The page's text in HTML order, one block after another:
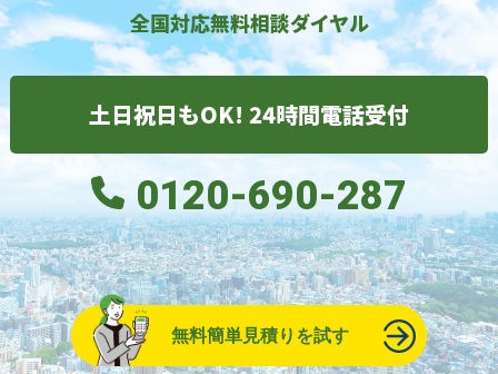
全国対応無料相談ダイヤル
土日祝日もOK! 24時間電話受付
0120-690-287
無料簡単見積りを試す